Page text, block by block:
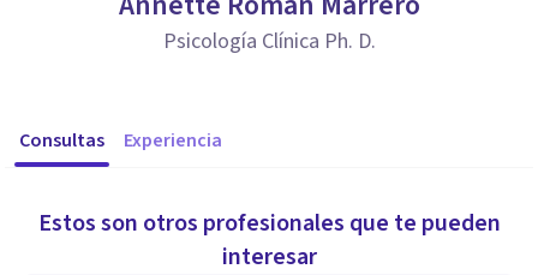
Psicología Clínica Ph. D.
Consultas Experiencia
Estos son otros profesionales que te pueden
interesar